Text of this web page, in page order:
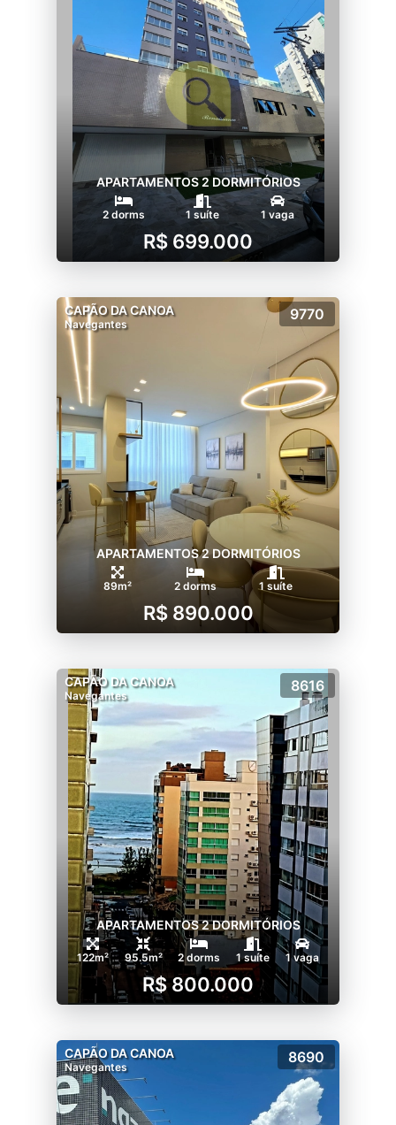
APARTAMENTOS 2 DORMITÓRIOS
2 dorms 1 suíte 1 vaga
R$ 699.000
CAPÃO DA CANOA
Navegantes
9770
APARTAMENTOS 2 DORMITÓRIOS
89m² 2 dorms 1 suíte
R$ 890.000
CAPÃO DA CANOA
Navegantes
8616
APARTAMENTOS 2 DORMITÓRIOS
122m² 95.5m² 2 dorms 1 suíte 1 vaga
R$ 800.000
CAPÃO DA CANOA
Navegantes
8690